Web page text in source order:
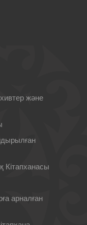
және
Кiтапханасы
арналған